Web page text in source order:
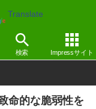
Translate
検索 Impressサイト
Windows
命的な脆弱性を